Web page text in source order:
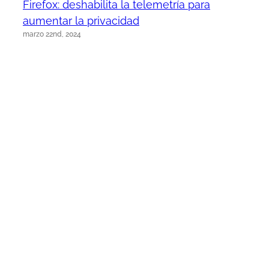
Firefox: deshabilita la telemetría para
aumentar la privacidad
marzo 22nd, 2024